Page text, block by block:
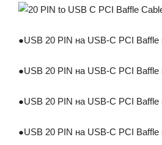
●USB 20 PIN на USB-C PCI Baffle
●USB 20 PIN на USB-C PCI Baffle
●USB 20 PIN на USB-C PCI Baffle
●USB 20 PIN на USB-C PCI Baffle